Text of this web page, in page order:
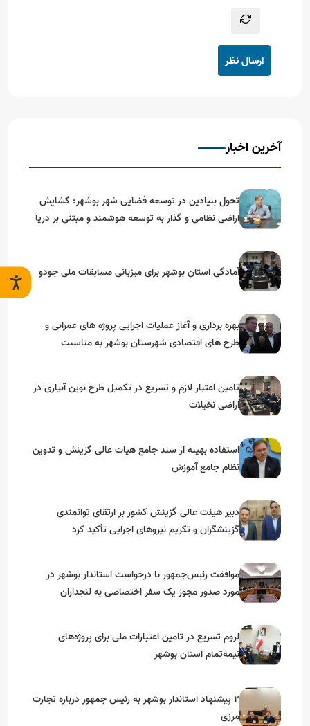
ارسال نظر
آخرین اخبار
تحول بنیادین در توسعه فضایی شهر بوشهر؛ گشایش
اراضی نظامی و گذار به توسعه هوشمند و مبتنی بر دریا
آمادگی استان بوشهر برای میزبانی مسابقات ملی جودو
بهره برداری و آغاز عملیات اجرایی پروژه های عمرانی و
طرح های اقتصادی شهرستان بوشهر به مناسبت
تامین اعتبار لازم و تسریع در تکمیل طرح نوین آبیاری در
اراضی نخیلات
استفاده بهینه از سند جامع هیات عالی گزینش و‌ تدوین
نظام جامع آموزش
دبیر هیئت عالی گزینش کشور بر ارتقای توانمندی
گزینشگران و تکریم نیروهای اجرایی تأکید کرد
موافقت رئیس‌جمهور با درخواست استاندار بوشهر در
مورد صدور مجوز یک سفر اختصاصی به لنجداران
لزوم تسریع در تامین اعتبارات ملی برای پروژه‌های
نیمه‌تمام استان بوشهر
۲ پیشنهاد استاندار بوشهر به رئیس جمهور درباره تجارت
مرزی